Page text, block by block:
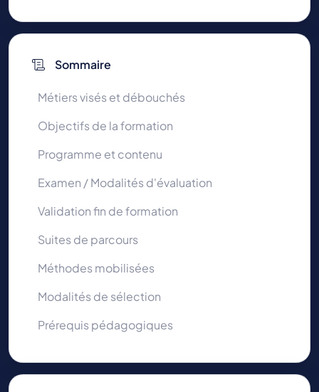
Sommaire
Métiers visés et débouchés
Objectifs de la formation
Programme et contenu
Examen / Modalités d'évaluation
Validation fin de formation
Suites de parcours
Méthodes mobilisées
Modalités de sélection
Prérequis pédagogiques